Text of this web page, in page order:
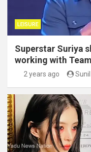
LEISURE
Superstar Suriya
working with
2 years ago